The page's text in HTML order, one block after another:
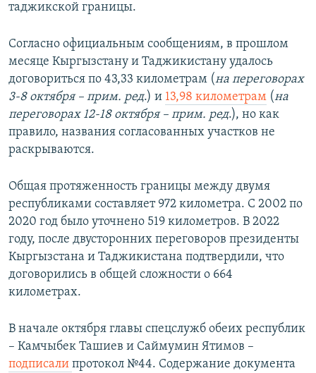
таджикской границы.
Согласно официальным сообщениям, в прошлом
месяце Кыргызстану и Таджикистану удалось
договориться по 43,33 километрам (на переговорах
3-8 октября – прим. ред.) и 13,98 километрам (на
переговорах 12-18 октября – прим. ред.), но как
правило, названия согласованных участков не
раскрываются.
Общая протяженность границы между двумя
республиками составляет 972 километра. С 2002 по
2020 год было уточнено 519 километров. В 2022
году, после двусторонних переговоров президенты
Кыргызстана и Таджикистана подтвердили, что
договорились в общей сложности о 664
километрах.
В начале октября главы спецслужб обеих республик
– Камчыбек Ташиев и Саймумин Ятимов –
подписали протокол №44. Содержание документа